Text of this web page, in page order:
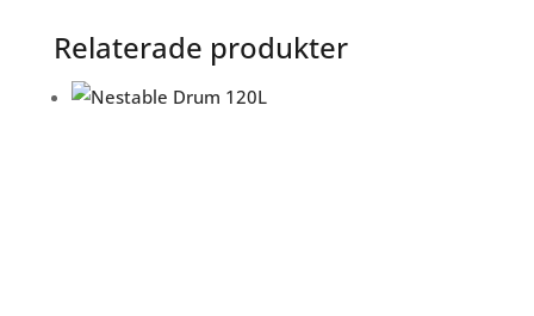
Relaterade produkter